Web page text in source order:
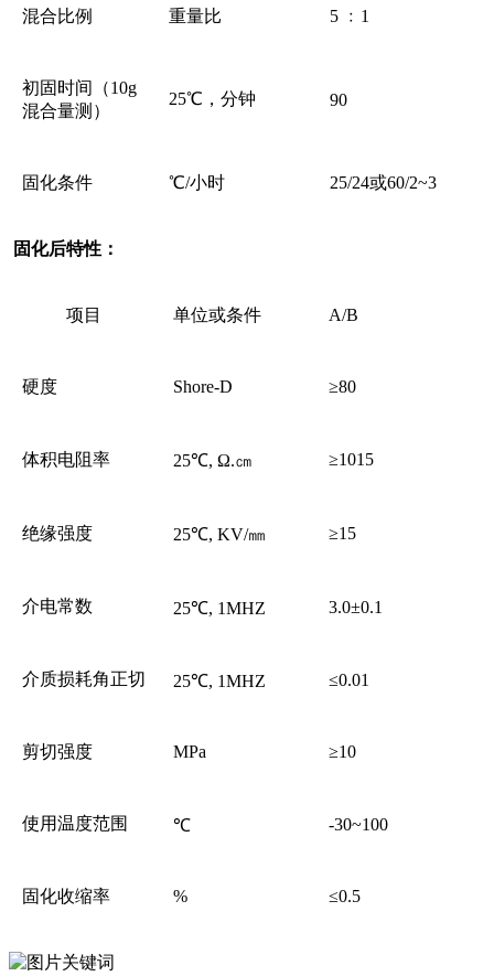
混合比例 重量比 5 ﹕1
初固时间（10g
混合量测）
25℃，分钟 90
固化条件 ℃/小时 25/24或60/2~3
固化后特性：
项目 单位或条件 A/B
硬度 Shore-D ≥80
体积电阻率 25℃, Ω.㎝ ≥1015
绝缘强度 25℃, KV/㎜ ≥15
介电常数 25℃, 1MHZ 3.0±0.1
介质损耗角正切 25℃, 1MHZ ≤0.01
剪切强度 MPa ≥10
使用温度范围 ℃ -30~100
固化收缩率 % ≤0.5